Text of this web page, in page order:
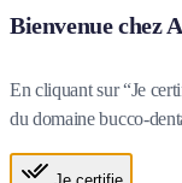
Bienvenue chez
En cliquant sur “Je
du domaine bucco-